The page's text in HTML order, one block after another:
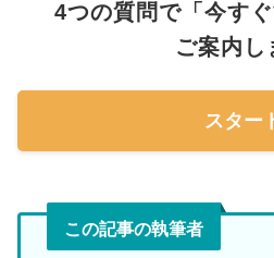
4つの質問で「今す
ご案内し
スター
この記事の執筆者